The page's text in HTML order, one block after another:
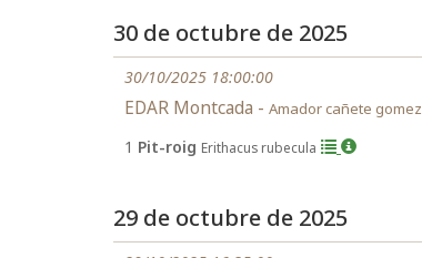
30 de octubre de 2025
30/10/2025 18:00:00
EDAR Montcada - Amador cañete gomez
1 Pit-roig Erithacus rubecula
29 de octubre de 2025